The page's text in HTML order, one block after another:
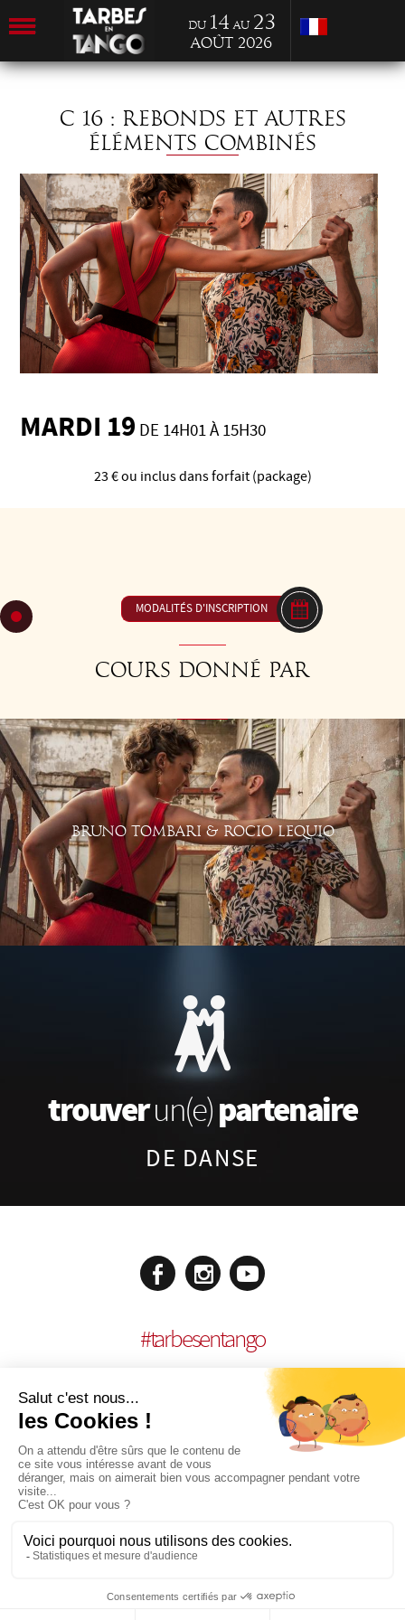
du 14 au 23
Août 2026
C 16 : REBONDS ET AUTRES
ÉLÉMENTS COMBINÉS
MARDI 19 DE 14H01 À 15H30
23 € ou inclus dans forfait (package)
MODALITÉS D'INSCRIPTION
Cours donné par
BRUNO TOMBARI & ROCIO LEQUIO
trouverun(e)partenaire
DE DANSE
#tarbesentango
MENTIONS LÉGALES| RÉALISATION :